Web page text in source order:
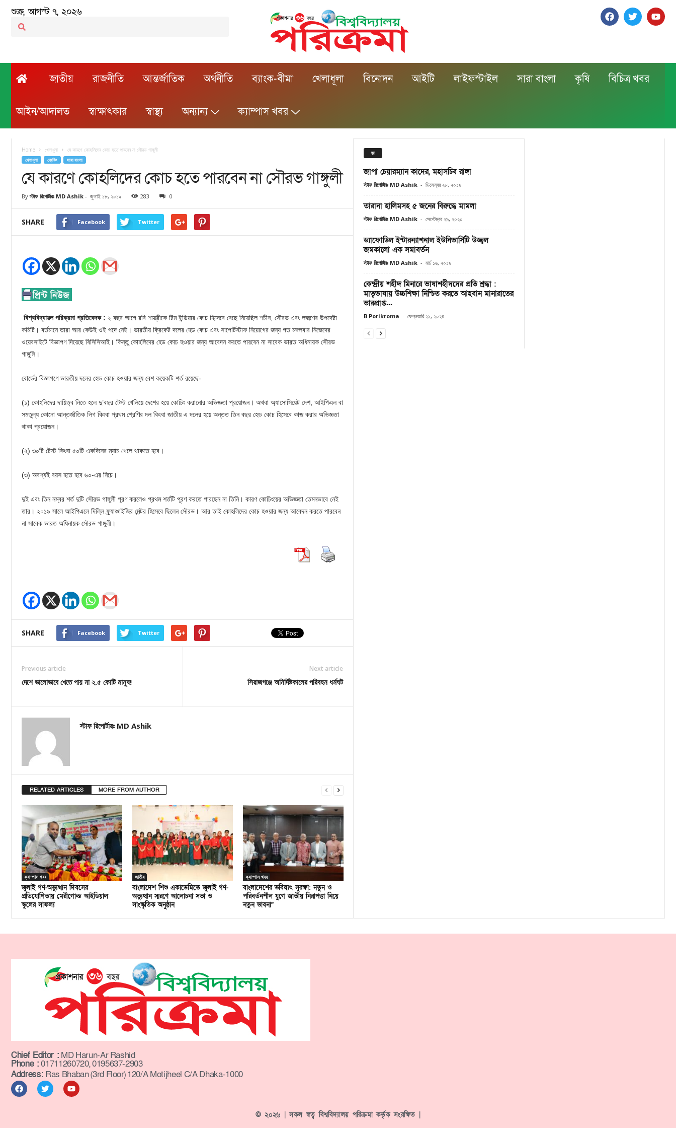
শুক্র, আগস্ট ৭, ২০২৬
জাতীয় রাজনীতি আন্তর্জাতিক অর্থনীতি ব্যাংক-বীমা খেলাধূলা বিনোদন আইটি লাইফস্টাইল সারা বাংলা কৃষি বিচিত্র খবর
আইন/আদালত স্বাক্ষাৎকার স্বাস্থ্য অন্যান্য ক্যাম্পাস খবর
Home খেলাধূলা যে কারণে কোহলিদের কোচ হতে পারবেন না সৌরভ গাঙ্গুলী
খেলাধূলা ব্রেকিং সারা বাংলা
যে কারণে কোহলিদের কোচ হতে পারবেন না সৌরভ গাঙ্গুলী
By স্টাফ রিপোর্টারঃ MD Ashik - জুলাই ১৮, ২০১৯ 283 0
SHARE Facebook Twitter
বিশ্ববিদ্যায়ল পরিক্রমা প্রতিবেদক : ২ বছর আগে রবি শাস্ত্রীকে টিম ইন্ডিয়ার কোচ হিসেবে বেছে নিয়েছিল শচীন, সৌরভ এবং লক্ষ্মণের উপদেষ্টা
কমিটি। বর্তমানে তারা আর কেউই ওই পদে নেই। ভারতীয় ক্রিকেট দলের হেড কোচ এবং সাপোর্টস্টাফ নিয়োগের জন্য গত মঙ্গলবার নিজেদের
ওয়েবসাইটে বিজ্ঞাপণ দিয়েছে বিসিসিআই। কিন্তু কোহলিদের হেড কোচ হওয়ার জন্য আবেদন করতে পারবেন না সাবেক ভারত অধিনায়ক সৌরভ
গাঙ্গুলি।
বোর্ডের বিজ্ঞাপণে ভারতীয় দলের হেড কোচ হওয়ার জন্য বেশ কয়েকটি শর্ত রয়েছে-
(১) কোহলিদের দায়িত্ব নিতে হলে দু’বছর টেস্ট খেলিয়ে দেশের হয়ে কোচিং করানোর অভিজ্ঞতা প্রয়োজন। অথবা অ্যাসোসিয়েট দেশ, আইপিএল বা
সমতুল্য কোনো আন্তর্জাতিক লিগ কিংবা প্রথম শ্রেণির দল কিংবা জাতীয় এ দলের হয়ে অন্তত তিন বছর হেড কোচ হিসেবে কাজ করার অভিজ্ঞতা
থাকা প্রয়োজন।
(২) ৩০টি টেস্ট কিংবা ৫০টি একদিনের ম্যাচ খেলে থাকতে হবে।
(৩) অবশ্যই বয়স হতে হবে ৬০-এর নিচে।
দুই এবং তিন নম্বর শর্ত দুটি সৌরভ গাঙ্গুলী পূরণ করলেও প্রথম শর্তটি পূরণ করতে পারছেন না তিনি। কারণ কোচিংয়ের অভিজ্ঞতা তেমনভাবে নেই
তার। ২০১৯ সালে আইপিএলে দিল্লি ফ্র্যাঞ্চাইজির মেন্টর হিসেবে ছিলেন সৌরভ। আর তাই কোহলিদের কোচ হওয়ার জন্য আবেদন করতে পারবেন
না সাবেক ভারত অধিনায়ক সৌরভ গাঙ্গুলী।
SHARE Facebook Twitter
Previous article
দেশে ভালোভাবে খেতে পায় না ২.৫ কোটি মানুষ!
Next article
সিরাজগঞ্জে অনির্দিষ্টকালের পরিবহন ধর্মঘট
স্টাফ রিপোর্টারঃ MD Ashik
RELATED ARTICLES MORE FROM AUTHOR
ক্যাম্পাস খবর
জুলাই গণ-অভ্যুত্থান দিবসের
প্রতিযোগিতায় মেরীগোল্ড আইডিয়াল
স্কুলের সাফল্য
জাতীয়
বাংলাদেশ শিশু একাডেমিতে জুলাই গণ-
অভ্যুত্থান স্মরণে আলোচনা সভা ও
সাংস্কৃতিক অনুষ্ঠান
ক্যাম্পাস খবর
বাংলাদেশের ভবিষ্যৎ সুরক্ষা: নতুন ও
পরিবর্তনশীল যুগে জাতীয় নিরাপত্তা নিয়ে
নতুন ভাবনা”
জ
জাপা চেয়ারম্যান কাদের, মহাসচিব রাঙ্গা
স্টাফ রিপোর্টারঃ MD Ashik - ডিসেম্বর ২৮, ২০১৯
তারানা হালিমসহ ৫ জনের বিরুদ্ধে মামলা
স্টাফ রিপোর্টারঃ MD Ashik - সেপ্টেম্বর ২৯, ২০২০
ড্যাফোডিল ইন্টারন্যাশনাল ইউনিভার্সিটি উজ্জ্বল
জমকালো এক সমাবর্তন
স্টাফ রিপোর্টারঃ MD Ashik - মার্চ ১৬, ২০১৯
কেন্দ্রীয় শহীদ মিনারে ভাষাশহীদদের প্রতি শ্রদ্ধা :
মাতৃভাষায় উচ্চশিক্ষা নিশ্চিত করতে আহবান মানারাতের
ভারপ্রাপ্ত...
B Porikroma - ফেব্রুয়ারি ২১, ২০২৪
Chief Editor : MD Harun-Ar Rashid
Phone :01711260720, 0195637-2903
Address: Ras Bhaban (3rd Floor) 120/A Motijheel C/A Dhaka-1000
© ২০২৬ | সকল স্বত্ব বিশ্ববিদ্যালয় পরিক্রমা কর্তৃক সংরক্ষিত |